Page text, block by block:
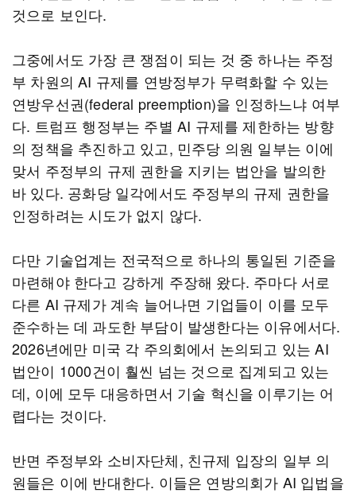
것으로 보인다.
그중에서도 가장 큰 쟁점이 되는 것 중 하나는 주정
부 차원의 AI 규제를 연방정부가 무력화할 수 있는
연방우선권(federal preemption)을 인정하느냐 여부
다. 트럼프 행정부는 주별 AI 규제를 제한하는 방향
의 정책을 추진하고 있고, 민주당 의원 일부는 이에
맞서 주정부의 규제 권한을 지키는 법안을 발의한
바 있다. 공화당 일각에서도 주정부의 규제 권한을
인정하려는 시도가 없지 않다.
다만 기술업계는 전국적으로 하나의 통일된 기준을
마련해야 한다고 강하게 주장해 왔다. 주마다 서로
다른 AI 규제가 계속 늘어나면 기업들이 이를 모두
준수하는 데 과도한 부담이 발생한다는 이유에서다.
2026년에만 미국 각 주의회에서 논의되고 있는 AI
법안이 1000건이 훨씬 넘는 것으로 집계되고 있는
데, 이에 모두 대응하면서 기술 혁신을 이루기는 어
렵다는 것이다.
반면 주정부와 소비자단체, 친규제 입장의 일부 의
원들은 이에 반대한다. 이들은 연방의회가 AI 입법을